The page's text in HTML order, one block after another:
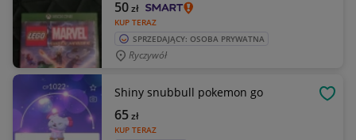
KUP TERAZ
50zł
SPRZEDAJĄCY: OSOBA PRYWATNA
Ryczywół
Shiny snubbull pokemon go
KUP TERAZ
65zł